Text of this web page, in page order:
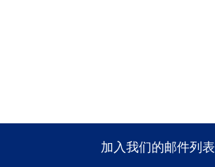
加入我们的邮件列表